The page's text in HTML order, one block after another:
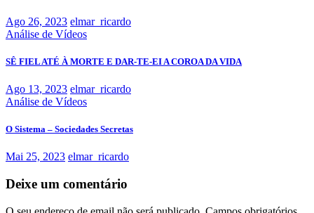
Ago 26, 2023 elmar_ricardo
Análise de Vídeos
SÊ FIEL ATÉ À MORTE E DAR-TE-EI A COROA DA VIDA
Ago 13, 2023 elmar_ricardo
Análise de Vídeos
O Sistema – Sociedades Secretas
Mai 25, 2023 elmar_ricardo
Deixe um comentário